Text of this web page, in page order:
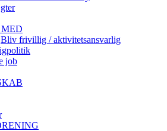
Bliv frivillig / aktivitetsansvarlig
job